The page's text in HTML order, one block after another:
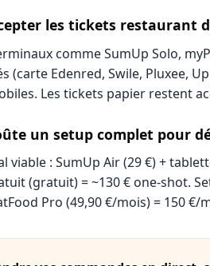
les tickets restaurant
comme SumUp Solo,
(carte Edenred, Swile, Pluxee,
Les tickets papier restent
un setup complet pour
viable : SumUp Air (29 €) +
(gratuit) = ~130 € one-shot.
Pro (49,90 €/mois) = 150 €/